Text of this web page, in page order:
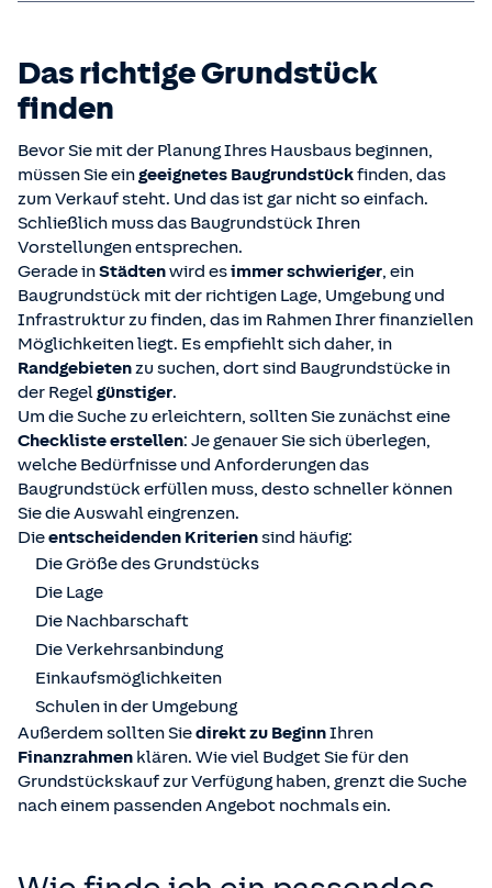
Das richtige Grundstück
finden
Bevor Sie mit der Planung Ihres Hausbaus beginnen,
müssen Sie eingeeignetes Baugrundstückfinden, das
zum Verkauf steht. Und das ist gar nicht so einfach.
Schließlich muss das Baugrundstück Ihren
Vorstellungen entsprechen.
Gerade inStädtenwird esimmer schwieriger, ein
Baugrundstück mit der richtigen Lage, Umgebung und
Infrastruktur zu finden, das im Rahmen Ihrer finanziellen
Möglichkeiten liegt. Es empfiehlt sich daher, in
Randgebietenzu suchen, dort sind Baugrundstücke in
der Regelgünstiger.
Um die Suche zu erleichtern, sollten Sie zunächst eine
Checkliste erstellen: Je genauer Sie sich überlegen,
welche Bedürfnisse und Anforderungen das
Baugrundstück erfüllen muss, desto schneller können
Sie die Auswahl eingrenzen.
Dieentscheidenden Kriteriensind häufig:
Die Größe des Grundstücks
Die Lage
Die Nachbarschaft
Die Verkehrsanbindung
Einkaufsmöglichkeiten
Schulen in der Umgebung
Außerdem sollten Siedirekt zu BeginnIhren
Finanzrahmen klären. Wie viel Budget Sie für den
Grundstückskauf zur Verfügung haben, grenzt die Suche
nach einem passenden Angebot nochmals ein.